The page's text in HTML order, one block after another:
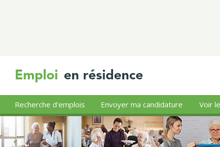
Recherche d'emplois Envoyer ma candidature Voir